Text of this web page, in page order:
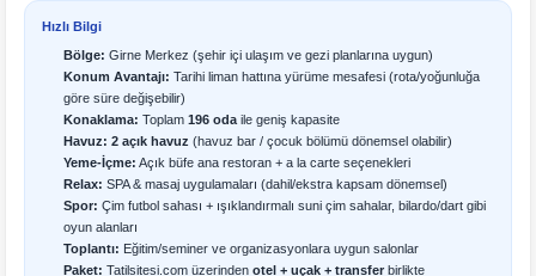
Hızlı Bilgi
Bölge: Girne Merkez (şehir içi ulaşım ve gezi planlarına uygun)
Konum Avantajı: Tarihi liman hattına yürüme mesafesi (rota/yoğunluğa
göre süre değişebilir)
Konaklama: Toplam196 oda ile geniş kapasite
Havuz: 2 açık havuz (havuz bar / çocuk bölümü dönemsel olabilir)
Yeme-İçme: Açık büfe ana restoran + a la carte seçenekleri
Relax: SPA & masaj uygulamaları (dahil/ekstra kapsam dönemsel)
Spor: Çim futbol sahası + ışıklandırmalı suni çim sahalar, bilardo/dart gibi
oyun alanları
Toplantı: Eğitim/seminer ve organizasyonlara uygun salonlar
Paket: Tatilsitesi.com üzerindenotel + uçak + transfer birlikte